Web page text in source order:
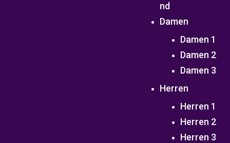
nd
Damen
Damen 1
Damen 2
Damen 3
Herren
Herren 1
Herren 2
Herren 3